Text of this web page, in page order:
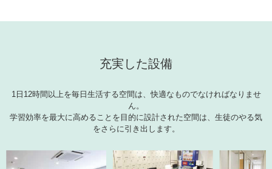
充実した設備
1日12時間以上を毎日生活する空間は、快適なものでなければなりませ
ん。
学習効率を最大に高めることを目的に設計された空間は、生徒のやる気
をさらに引き出します。